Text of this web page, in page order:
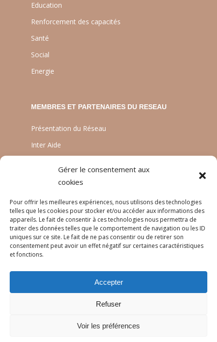
Gérer le consentement aux
cookies
Pour offrir les meilleures expériences, nous utilisons des technologies
telles que les cookies pour stocker et/ou accéder aux informations des
appareils. Le fait de consentir à ces technologies nous permettra de
traiter des données telles que le comportement de navigation ou les ID
uniques sur ce site. Le fait de ne pas consentir ou de retirer son
consentement peut avoir un effet négatif sur certaines caractéristiques
et fonctions.
Accepter
Refuser
Voir les préférences
Education
Renforcement des capacités
Santé
Social
Energie
MEMBRES ET PARTENAIRES DU RESEAU
Présentation du Réseau
Inter Aide
Planète Enfants & Développement
LANGUES
Français